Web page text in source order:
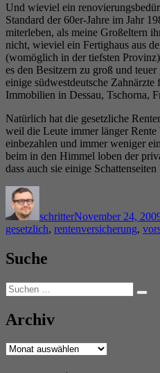
Und wieviel ein
Standard der 60er-Jahre im Jahr
miterleben, als meine Großeltern
nicht, wieviel ein Fertighaus aus
(womöglich in der tiefsten
es den Besitzern zu groß und
einige südwestdeutsche
Immobilien in Dessau, Tschorna,
Natürlich hat die gesetzliche
weil die Leute immer länger
einbezahlen und immer weniger
beim in den Himmel loben der
dass auch sie einige Schattenseiten
schritterNovember 24,
gesetzlich, rentenversicherung,
Suche
Suchen
nach:
Archiv
Archiv